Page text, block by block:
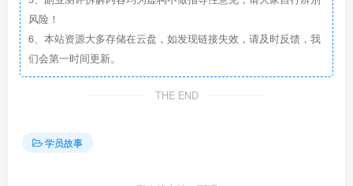
风险！
6、本站资源大多存储在云盘，如发现链接失效，请及时反馈，我
们会第一时间更新。
THE END
学员故事